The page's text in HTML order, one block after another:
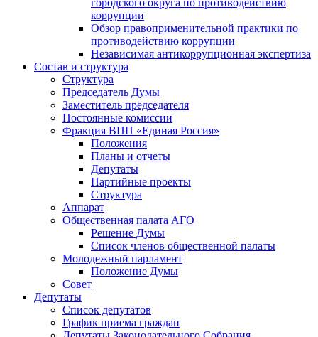
коррупции
Обзор правоприменительной практики по
противодействию коррупции
Независимая антикоррупционная экспертиза
Состав и структура
Структура
Председатель Думы
Заместитель председателя
Постоянные комиссии
Фракция ВПП «Единая Россия»
Положения
Планы и отчеты
Депутаты
Партийные проекты
Структура
Аппарат
Общественная палата АГО
Решение Думы
Список членов общественной палаты
Молодежный парламент
Положение Думы
Совет
Депутаты
Список депутатов
График приема граждан